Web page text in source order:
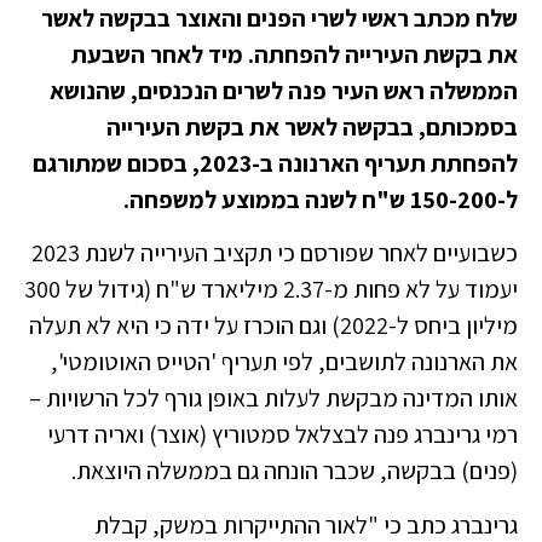
שלח מכתב ראשי לשרי הפנים והאוצר בבקשה לאשר
את בקשת העירייה להפחתה. מיד לאחר השבעת
הממשלה ראש העיר פנה לשרים הנכנסים, שהנושא
בסמכותם, בבקשה לאשר את בקשת העירייה
להפחתת תעריף הארנונה ב-2023, בסכום שמתורגם
ל-150-200 ש"ח לשנה בממוצע למשפחה.
כשבועיים לאחר שפורסם כי תקציב העירייה לשנת 2023
יעמוד על לא פחות מ-2.37 מיליארד ש"ח (גידול של 300
מיליון ביחס ל-2022) וגם הוכרז על ידה כי היא לא תעלה
את הארנונה לתושבים, לפי תעריף 'הטייס האוטומטי',
אותו המדינה מבקשת לעלות באופן גורף לכל הרשויות –
רמי גרינברג פנה לבצלאל סמטוריץ (אוצר) ואריה דרעי
(פנים) בבקשה, שכבר הונחה גם בממשלה היוצאת.
גרינברג כתב כי "לאור ההתייקרות במשק, קבלת